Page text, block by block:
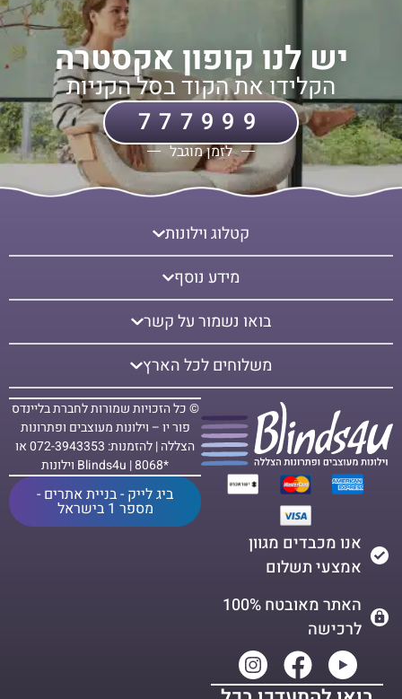
יש לנו קופון אקסטרה
הקלידו את הקוד בסל הקניות
777999
לזמן מוגבל
אנו מכבדים מגוון
אמצעי תשלום
האתר מאובטח 100%
לרכישה
© כל הזכויות שמורות לחברת בליינדס
פור יו – וילונות מעוצבים ופתרונות
הצללה | להזמנות: 072-3943353 או
*8068 | Blinds4u וילונות
ביג לייק - בניית אתרים -
מספר 1 בישראל
קטלוג וילונות
מידע נוסף
בואו נשמור על קשר
משלוחים לכל הארץ